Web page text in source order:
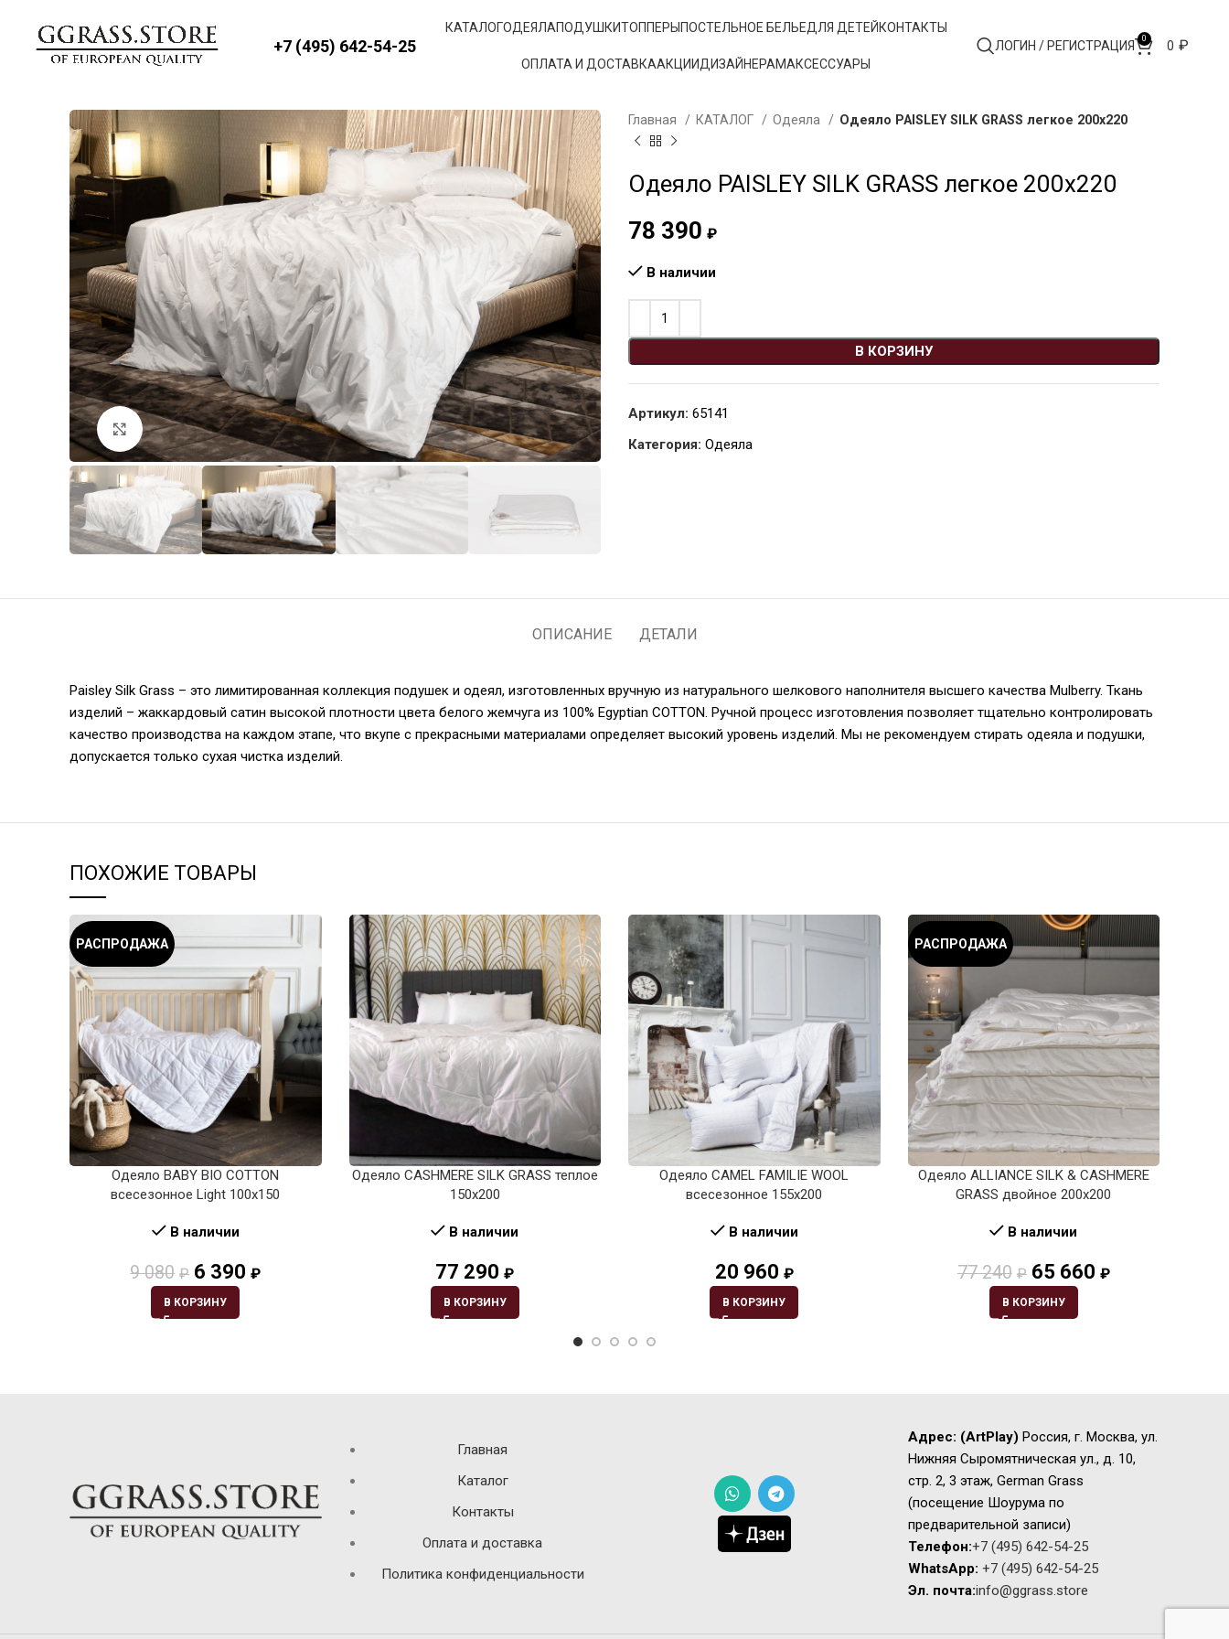
+7 (495) 642-54-25
КАТАЛОГОДЕЯЛАПОДУШКИТОППЕРЫ ПОСТЕЛЬНОЕ БЕЛЬЕДЛЯ ДЕТЕЙ КОНТАКТЫ
ОПЛАТА И ДОСТАВКААКЦИИДИЗАЙНЕРАМАКСЕССУАРЫ
ЛОГИН / РЕГИСТРАЦИЯ 0 0 ₽
Увеличить
Главная КАТАЛОГ Одеяла Одеяло PAISLEY SILK GRASS легкое 200х220
Одеяло PAISLEY SILK GRASS легкое 200х220
78 390 ₽
В наличии
В КОРЗИНУ
Артикул: 65141
Категория: Одеяла
ОПИСАНИЕ ДЕТАЛИ
Paisley Silk Grass – это лимитированная коллекция подушек и одеял, изготовленных вручную из натурального шелкового наполнителя высшего качества Mulberry. Ткань
изделий – жаккардовый сатин высокой плотности цвета белого жемчуга из 100% Egyptian COTTON. Ручной процесс изготовления позволяет тщательно контролировать
качество производства на каждом этапе, что вкупе с прекрасными материалами определяет высокий уровень изделий. Мы не рекомендуем стирать одеяла и подушки,
допускается только сухая чистка изделий.
ПОХОЖИЕ ТОВАРЫ
РАСПРОДАЖА
Одеяло BABY BIO COTTON
всесезонное Light 100х150
В наличии
9 080 ₽ 6 390 ₽
В КОРЗИНУ
Одеяло CASHMERE SILK GRASS теплое
150х200
В наличии
77 290 ₽
В КОРЗИНУ
Одеяло CAMEL FAMILIE WOOL
всесезонное 155х200
В наличии
20 960 ₽
В КОРЗИНУ
РАСПРОДАЖА
Одеяло ALLIANCE SILK & CASHMERE
GRASS двойное 200х200
В наличии
77 240 ₽ 65 660 ₽
В КОРЗИНУ
Главная
Каталог
Контакты
Оплата и доставка
Политика конфиденциальности
Адрес: (ArtPlay) Россия, г. Москва, ул.
Нижняя Сыромятническая ул., д. 10,
стр. 2, 3 этаж, German Grass
(посещение Шоурума по
предварительной записи)
Телефон:+7 (495) 642-54-25
WhatsApp: +7 (495) 642-54-25
Эл. почта:info@ggrass.store